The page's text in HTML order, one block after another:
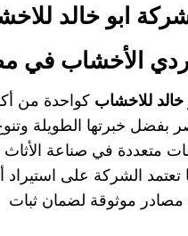
شركة ابو خالد
الأخشاب في
للاخشاب كواحدة من
بفضل خبرتها الطويلة
متعددة في صناعة الأثاث
تعتمد الشركة على
مصادر موثوقة لضمان ثبات